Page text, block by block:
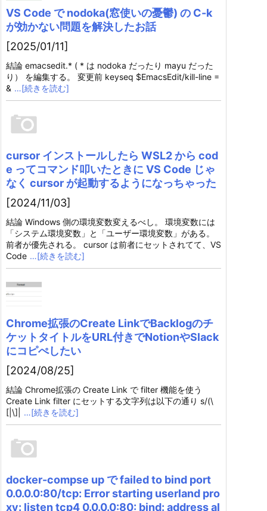
VS Code で nodoka(窓使いの憂鬱) の C-k
が効かない問題を解決したお話
[2025/01/11]
結論 emacsedit.* ( * は nodoka だったり mayu だった
り） を編集する。 変更前 keyseq $EmacsEdit/kill-line =
& …[続きを読む]
cursor インストールしたら WSL2 から cod
e ってコマンド叩いたときに VS Code じゃ
なく cursor が起動するようになっちゃった
[2024/11/03]
結論 Windows 側の環境変数変えるべし。 環境変数には
「システム環境変数」と「ユーザー環境変数」がある。
前者が優先される。 cursor は前者にセットされてて、VS
Code …[続きを読む]
Chrome拡張のCreate LinkでBacklogのチ
ケットタイトルをURL付きでNotionやSlack
にコピぺしたい
[2024/08/25]
結論 Chrome拡張の Create Link で filter 機能を使う
Create Link filter にセットする文字列は以下の通り s/(\
[|\]|
…[続きを読む]
docker-compse up で failed to bind port
0.0.0.0:80/tcp: Error starting userland pro
xy: listen tcp4 0.0.0.0:80: bind: address al